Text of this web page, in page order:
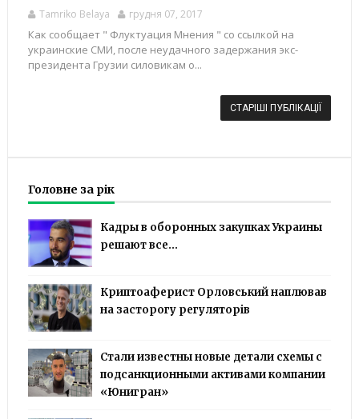
Tamriko Belaya грудня 07, 2017
Как сообщает " Флуктуация Мнения " со ссылкой на
украинские СМИ, после неудачного задержания экс-
президента Грузии силовикам о...
СТАРІШІ ПУБЛІКАЦІЇ
Головне за рік
Кадры в оборонных закупках Украины
решают все...
Криптоаферист Орловський наплював
на засторогу регуляторів
Стали известны новые детали схемы с
подсанкционными активами компании
«Юнигран»